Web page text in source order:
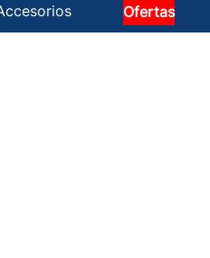
Ofertas